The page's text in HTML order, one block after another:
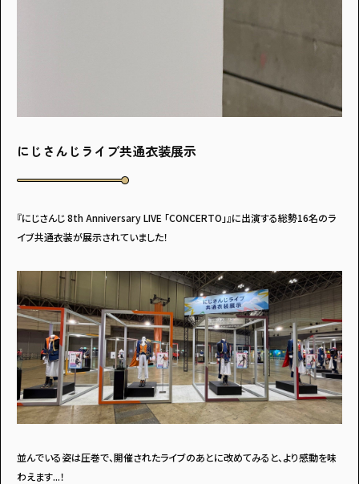
にじさんじライブ共通衣装展示
『にじさんじ 8th Anniversary LIVE 「CONCERTO」』に出演する総勢16名のラ
イブ共通衣装が展示されていました！
並んでいる姿は圧巻で、開催されたライブのあとに改めてみると、より感動を味
わえます...！